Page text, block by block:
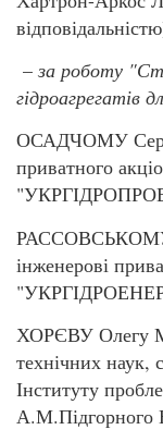
– за роботу
гідроагрегатів
ОСАДЧОМУ
приватного
РАССОВСЬКОМУ
інженерові
ХОРЄВУ Олегу
технічних наук,
Інституту
А.М.Підгорного